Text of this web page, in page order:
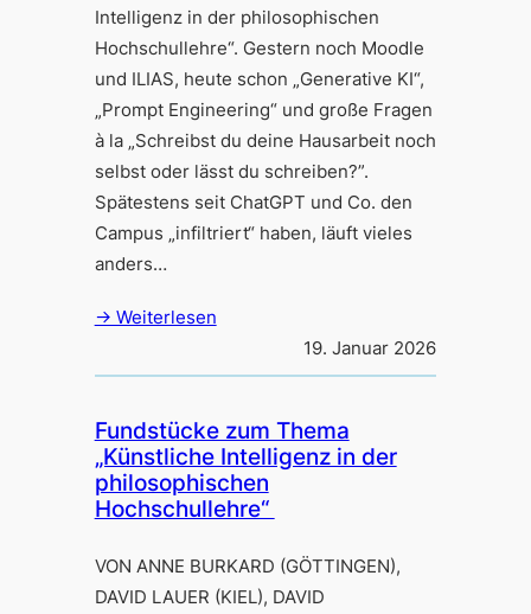
Intelligenz in der philosophischen
Hochschullehre“. Gestern noch Moodle
und ILIAS, heute schon „Generative KI“,
„Prompt Engineering“ und große Fragen
à la „Schreibst du deine Hausarbeit noch
selbst oder lässt du schreiben?”.
Spätestens seit ChatGPT und Co. den
Campus „infiltriert“ haben, läuft vieles
anders…
→ Weiterlesen
19. Januar 2026
Fundstücke zum Thema
„Künstliche Intelligenz in der
philosophischen
Hochschullehre“
VON ANNE BURKARD (GÖTTINGEN),
DAVID LAUER (KIEL), DAVID